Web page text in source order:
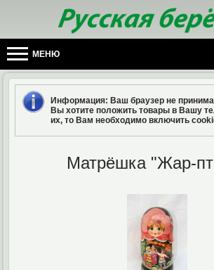
МЕНЮ
Информация: Ваш браузер не
Вы хотите положить товары в Вашу
их, то Вам необходимо включить
Матрёшка "Жар-